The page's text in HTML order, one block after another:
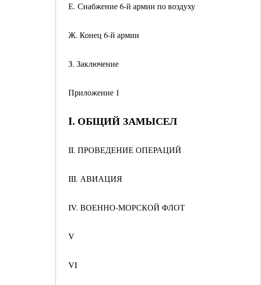
Е. Снабжение 6-й армии по воздуху
Ж. Конец 6-й армии
З. Заключение
Приложение 1
I. ОБЩИЙ ЗАМЫСЕЛ
II. ПРОВЕДЕНИЕ ОПЕРАЦИЙ
III. АВИАЦИЯ
IV. ВОЕННО-МОРСКОЙ ФЛОТ
V
VI